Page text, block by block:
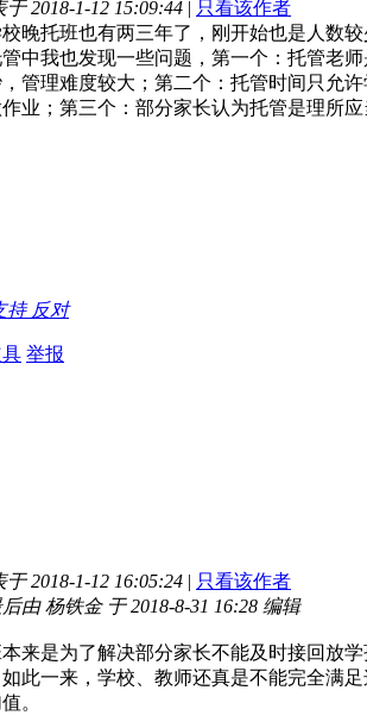
于 2018-1-12 15:09:44 | 只看该作者
晚托班也有两三年了，刚开始也是人数
中我也发现一些问题，第一个：托管老
，管理难度较大；第二个：托管时间只允
业；第三个：部分家长认为托管是理所
持 反对
举报
于 2018-1-12 16:05:24 | 只看该作者
由 杨铁金 于 2018-8-31 16:28 编辑
来是为了解决部分家长不能及时接回放
此一来，学校、教师还真是不能完全满
。